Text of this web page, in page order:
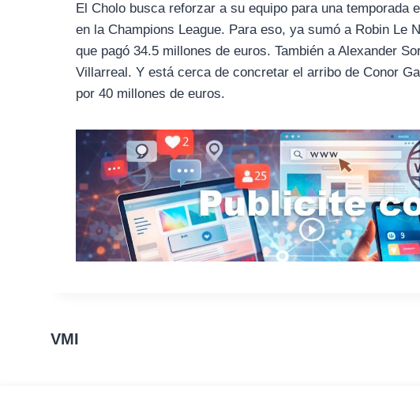
El Cholo busca reforzar a su equipo para una
en la Champions League. Para eso, ya sumó a Robin Le
que pagó 34.5 millones de euros. También a Alexander
Villarreal. Y está cerca de concretar el arribo de Conor
por 40 millones de euros.
VMI